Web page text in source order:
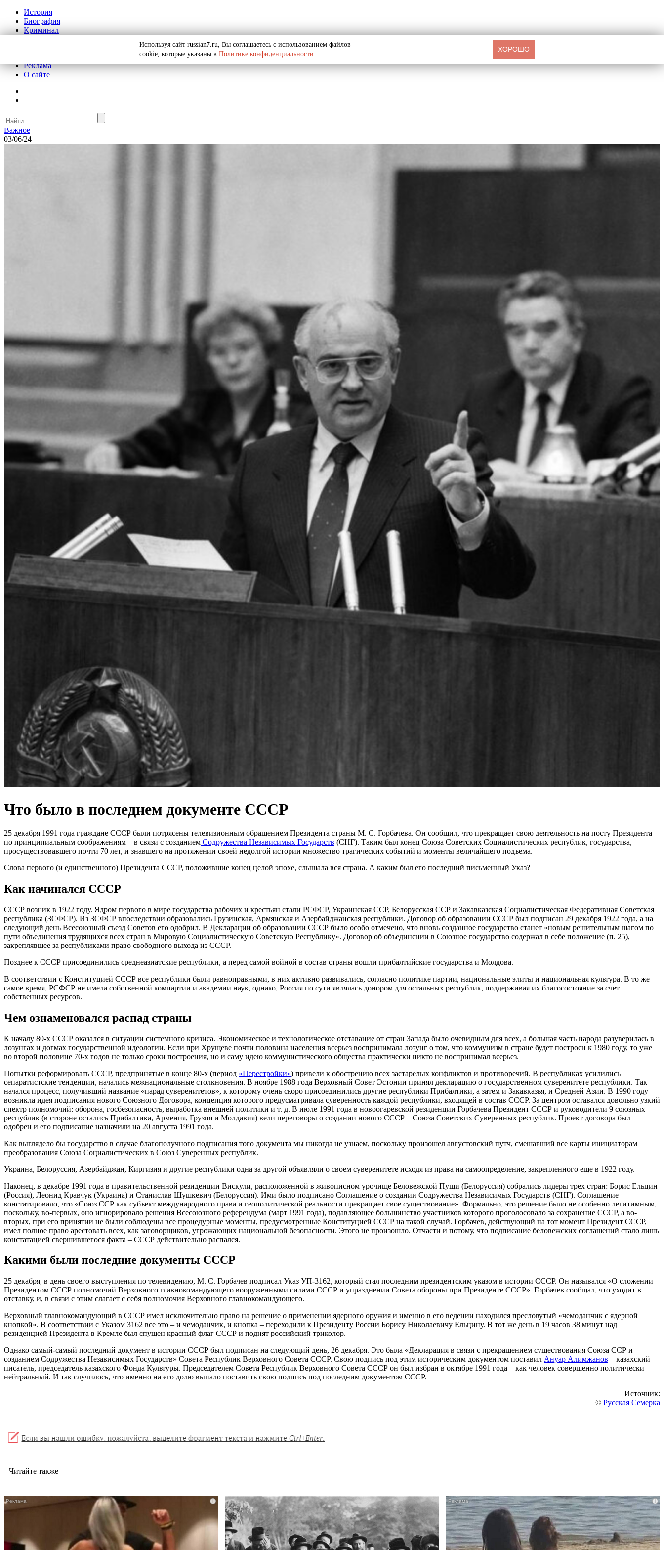
История
Биография
Криминал
Реклама
О сайте
Важное
03/06/24
Что было в последнем документе СССР
25 декабря 1991 года граждане СССР были потрясены телевизионным обращением Президента страны М. С. Горбачева. Он сообщил, что прекращает свою деятельность на посту Президента
по принципиальным соображениям – в связи с созданием Содружества Независимых Государств (СНГ). Таким был конец Союза Советских Социалистических республик, государства,
просуществовавшего почти 70 лет, и знавшего на протяжении своей недолгой истории множество трагических событий и моменты величайшего подъема.
Слова первого (и единственного) Президента СССР, положившие конец целой эпохе, слышала вся страна. А каким был его последний письменный Указ?
Как начинался СССР
СССР возник в 1922 году. Ядром первого в мире государства рабочих и крестьян стали РСФСР, Украинская ССР, Белорусская ССР и Закавказская Социалистическая Федеративная Советская
республика (ЗСФСР). Из ЗСФСР впоследствии образовались Грузинская, Армянская и Азербайджанская республики. Договор об образовании СССР был подписан 29 декабря 1922 года, а на
следующий день Всесоюзный съезд Советов его одобрил. В Декларации об образовании СССР было особо отмечено, что вновь созданное государство станет «новым решительным шагом по
пути объединения трудящихся всех стран в Мировую Социалистическую Советскую Республику». Договор об объединении в Союзное государство содержал в себе положение (п. 25),
закреплявшее за республиками право свободного выхода из СССР.
Позднее к СССР присоединились среднеазиатские республики, а перед самой войной в состав страны вошли прибалтийские государства и Молдова.
В соответствии с Конституцией СССР все республики были равноправными, в них активно развивались, согласно политике партии, национальные элиты и национальная культура. В то же
самое время, РСФСР не имела собственной компартии и академии наук, однако, Россия по сути являлась донором для остальных республик, поддерживая их благосостояние за счет
собственных ресурсов.
Чем ознаменовался распад страны
К началу 80-х СССР оказался в ситуации системного кризиса. Экономическое и технологическое отставание от стран Запада было очевидным для всех, а большая часть народа разуверилась в
лозунгах и догмах государственной идеологии. Если при Хрущеве почти половина населения всерьез воспринимала лозунг о том, что коммунизм в стране будет построен к 1980 году, то уже
во второй половине 70-х годов не только сроки построения, но и саму идею коммунистического общества практически никто не воспринимал всерьез.
Попытки реформировать СССР, предпринятые в конце 80-х (период «Перестройки») привели к обострению всех застарелых конфликтов и противоречий. В республиках усилились
сепаратистские тенденции, начались межнациональные столкновения. В ноябре 1988 года Верховный Совет Эстонии принял декларацию о государственном суверенитете республики. Так
начался процесс, получивший название «парад суверенитетов», к которому очень скоро присоединились другие республики Прибалтики, а затем и Закавказья, и Средней Азии. В 1990 году
возникла идея подписания нового Союзного Договора, концепция которого предусматривала суверенность каждой республики, входящей в состав СССР. За центром оставался довольно узкий
спектр полномочий: оборона, госбезопасность, выработка внешней политики и т. д. В июле 1991 года в новоогаревской резиденции Горбачева Президент СССР и руководители 9 союзных
республик (в стороне остались Прибалтика, Армения, Грузия и Молдавия) вели переговоры о создании нового СССР – Союза Советских Суверенных республик. Проект договора был
одобрен и его подписание назначили на 20 августа 1991 года.
Как выглядело бы государство в случае благополучного подписания того документа мы никогда не узнаем, поскольку произошел августовский путч, смешавший все карты инициаторам
преобразования Союза Социалистических в Союз Суверенных республик.
Украина, Белоруссия, Азербайджан, Киргизия и другие республики одна за другой объявляли о своем суверенитете исходя из права на самоопределение, закрепленного еще в 1922 году.
Наконец, в декабре 1991 года в правительственной резиденции Вискули, расположенной в живописном урочище Беловежской Пущи (Белоруссия) собрались лидеры трех стран: Борис Ельцин
(Россия), Леонид Кравчук (Украина) и Станислав Шушкевич (Белоруссия). Ими было подписано Соглашение о создании Содружества Независимых Государств (СНГ). Соглашение
констатировало, что «Союз ССР как субъект международного права и геополитической реальности прекращает свое существование». Формально, это решение было не особенно легитимным,
поскольку, во-первых, оно игнорировало решения Всесоюзного референдума (март 1991 года), подавляющее большинство участников которого проголосовало за сохранение СССР, а во-
вторых, при его принятии не были соблюдены все процедурные моменты, предусмотренные Конституцией СССР на такой случай. Горбачев, действующий на тот момент Президент СССР,
имел полное право арестовать всех, как заговорщиков, угрожающих национальной безопасности. Этого не произошло. Отчасти и потому, что подписание беловежских соглашений стало лишь
констатацией свершившегося факта – СССР действительно распался.
Какими были последние документы СССР
25 декабря, в день своего выступления по телевидению, М. С. Горбачев подписал Указ УП-3162, который стал последним президентским указом в истории СССР. Он назывался «О сложении
Президентом СССР полномочий Верховного главнокомандующего вооруженными силами СССР и упразднении Совета обороны при Президенте СССР». Горбачев сообщал, что уходит в
отставку, и, в связи с этим слагает с себя полномочия Верховного главнокомандующего.
Верховный главнокомандующий в СССР имел исключительно право на решение о применении ядерного оружия и именно в его ведении находился пресловутый «чемоданчик с ядерной
кнопкой». В соответствии с Указом 3162 все это – и чемоданчик, и кнопка – переходили к Президенту России Борису Николаевичу Ельцину. В тот же день в 19 часов 38 минут над
резиденцией Президента в Кремле был спущен красный флаг СССР и поднят российский триколор.
Однако самый-самый последний документ в истории СССР был подписан на следующий день, 26 декабря. Это была «Декларация в связи с прекращением существования Союза ССР и
созданием Содружества Независимых Государств» Совета Республик Верховного Совета СССР. Свою подпись под этим историческим документом поставил Ануар Алимжанов – казахский
писатель, председатель казахского Фонда Культуры. Председателем Совета Республик Верховного Совета СССР он был избран в октябре 1991 года – как человек совершенно политически
нейтральный. И так случилось, что именно на его долю выпало поставить свою подпись под последним документом СССР.
Источник:
© Русская Семерка
Читайте также
i i
Используя сайт russian7.ru, Вы соглашаетесь с использованием файлов
cookie, которые указаны в Политике конфиденциальности
ХОРОШО